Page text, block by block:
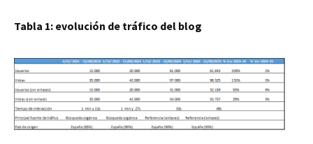
Tabla 1: evolución de tráfico del blog